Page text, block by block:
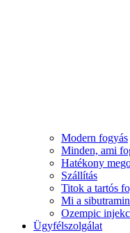
Modern fogyás
Minden, ami
Hatékony
Szállítás
Titok a tartós
Mi a
Ozempic
Ügyfélszolgálat